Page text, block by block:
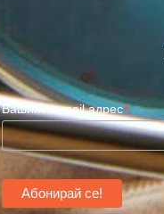
Вашият e-mail адрес*